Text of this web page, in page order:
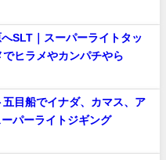
SLT｜スーパーライトタッ
ヒラメやカンパチやら
目船でイナダ、カマス、ア
パーライトジギング